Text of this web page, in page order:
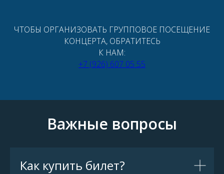
ЧТОБЫ ОРГАНИЗОВАТЬ ГРУППОВОЕ ПОСЕЩЕНИЕ
КОНЦЕРТА, ОБРАТИТЕСЬ
К НАМ:
+7 (926) 607 05 55
Важные вопросы
Как купить билет?